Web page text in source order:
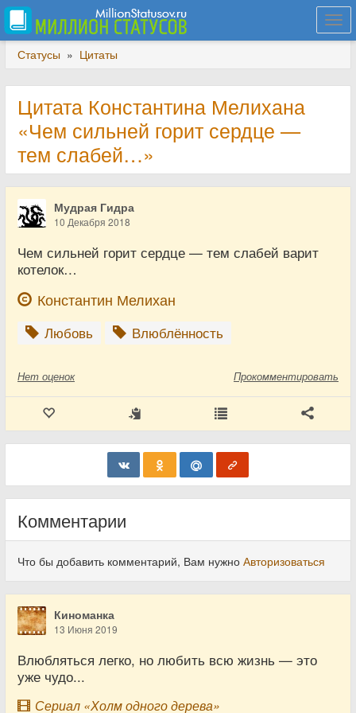
Статусы » Цитаты
Цитата Константина Мелихана
«Чем сильней горит сердце —
тем слабей…»
Мудрая Гидра
10 Декабря 2018
Чем сильней горит сердце — тем слабей варит
котелок…
Константин Мелихан
Любовь Влюблённость
Нет оценок Прокомментировать
Комментарии
Что бы добавить комментарий, Вам нужно Авторизоваться
Киноманка
13 Июня 2019
Влюбляться легко, но любить всю жизнь — это
уже чудо...
Сериал «Холм одного дерева»